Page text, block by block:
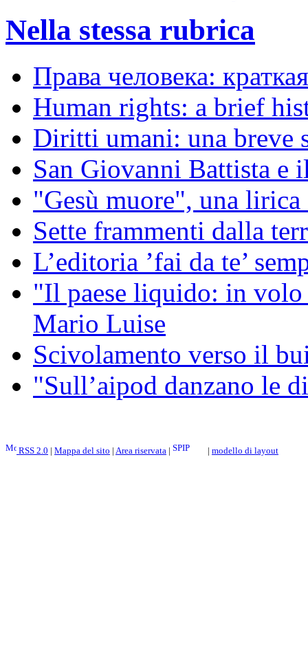
Nella stessa rubrica
Права человека:
Human rights: a brief
Diritti umani: una breve
San Giovanni Battista e
"Gesù muore", una
Sette frammenti dalla
L’editoria ’fai da te’
"Il paese liquido: in
Mario Luise
Scivolamento verso il
"Sull’aipod danzano le
RSS 2.0 | Mappa del sito | Area riservata | | modello di layout